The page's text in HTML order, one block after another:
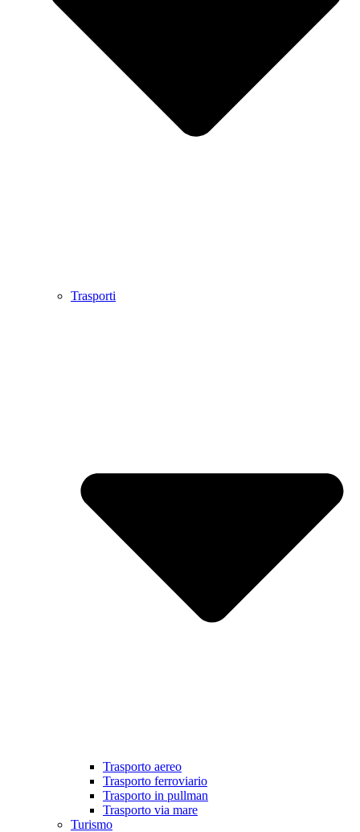
Trasporti
Trasporto aereo
Trasporto ferroviario
Trasporto in pullman
Trasporto via mare
Turismo